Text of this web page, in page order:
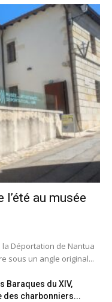
au musée
la Déportation de Nantua
sous un angle original...
Baraques du XIV,
des charbonniers...